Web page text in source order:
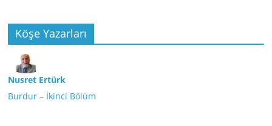
Köşe Yazarları
Nusret Ertürk
Burdur – İkinci Bölüm